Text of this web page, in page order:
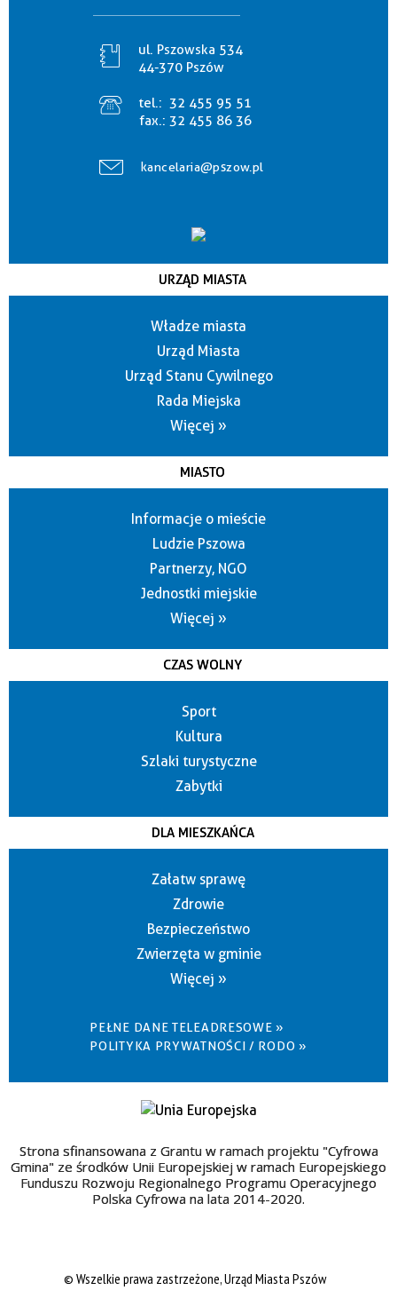
ul. Pszowska 534
44-370 Pszów
tel.: 32 455 95 51
fax.: 32 455 86 36
kancelaria@pszow.pl
URZĄD MIASTA
Władze miasta
Urząd Miasta
Urząd Stanu Cywilnego
Rada Miejska
Więcej »
MIASTO
Informacje o mieście
Ludzie Pszowa
Partnerzy, NGO
Jednostki miejskie
Więcej »
CZAS WOLNY
Sport
Kultura
Szlaki turystyczne
Zabytki
DLA MIESZKAŃCA
Załatw sprawę
Zdrowie
Bezpieczeństwo
Zwierzęta w gminie
Więcej »
PEŁNE DANE TELEADRESOWE »
POLITYKA PRYWATNOŚCI / RODO »
Strona sfinansowana z Grantu w ramach projektu "Cyfrowa
Gmina" ze środków Unii Europejskiej w ramach Europejskiego
Funduszu Rozwoju Regionalnego Programu Operacyjnego
Polska Cyfrowa na lata 2014-2020.
© Wszelkie prawa zastrzeżone, Urząd Miasta Pszów